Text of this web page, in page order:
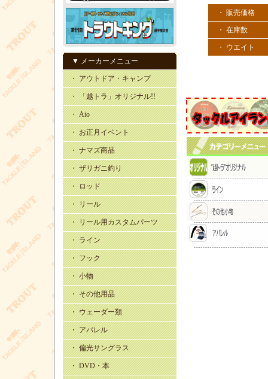
▼ メーカーメニュー
・ アウトドア・キャンプ
・ 「越トラ」オリジナル!!
・ Aio
・ お正月イベント
・ ナマズ商品
・ ザリガニ釣り
・ ロッド
・ リール
・ リール用カスタムパーツ
・ ライン
・ フック
・ 小物
・ その他用品
・ ウェーダー類
・ アパレル
・ 偏光サングラス
・ DVD・本
・ 販売価格
・ 在庫数
・ ウエイト